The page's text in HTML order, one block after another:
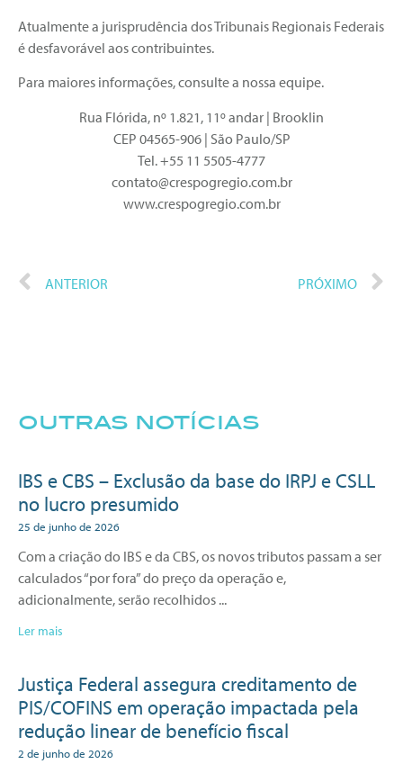
Atualmente a jurisprudência dos Tribunais Regionais Federais
é desfavorável aos contribuintes.
Para maiores informações, consulte a nossa equipe.
Rua Flórida, nº 1.821, 11º andar | Brooklin
CEP 04565-906 | São Paulo/SP
Tel. +55 11 5505-4777
contato@crespogregio.com.br
www.crespogregio.com.br
ANTERIOR PRÓXIMO
outras notícias
IBS e CBS – Exclusão da base do IRPJ e CSLL
no lucro presumido
25 de junho de 2026
Com a criação do IBS e da CBS, os novos tributos passam a ser
calculados “por fora” do preço da operação e,
adicionalmente, serão recolhidos
Ler mais
Justiça Federal assegura creditamento de
PIS/COFINS em operação impactada pela
redução linear de benefício fiscal
2 de junho de 2026